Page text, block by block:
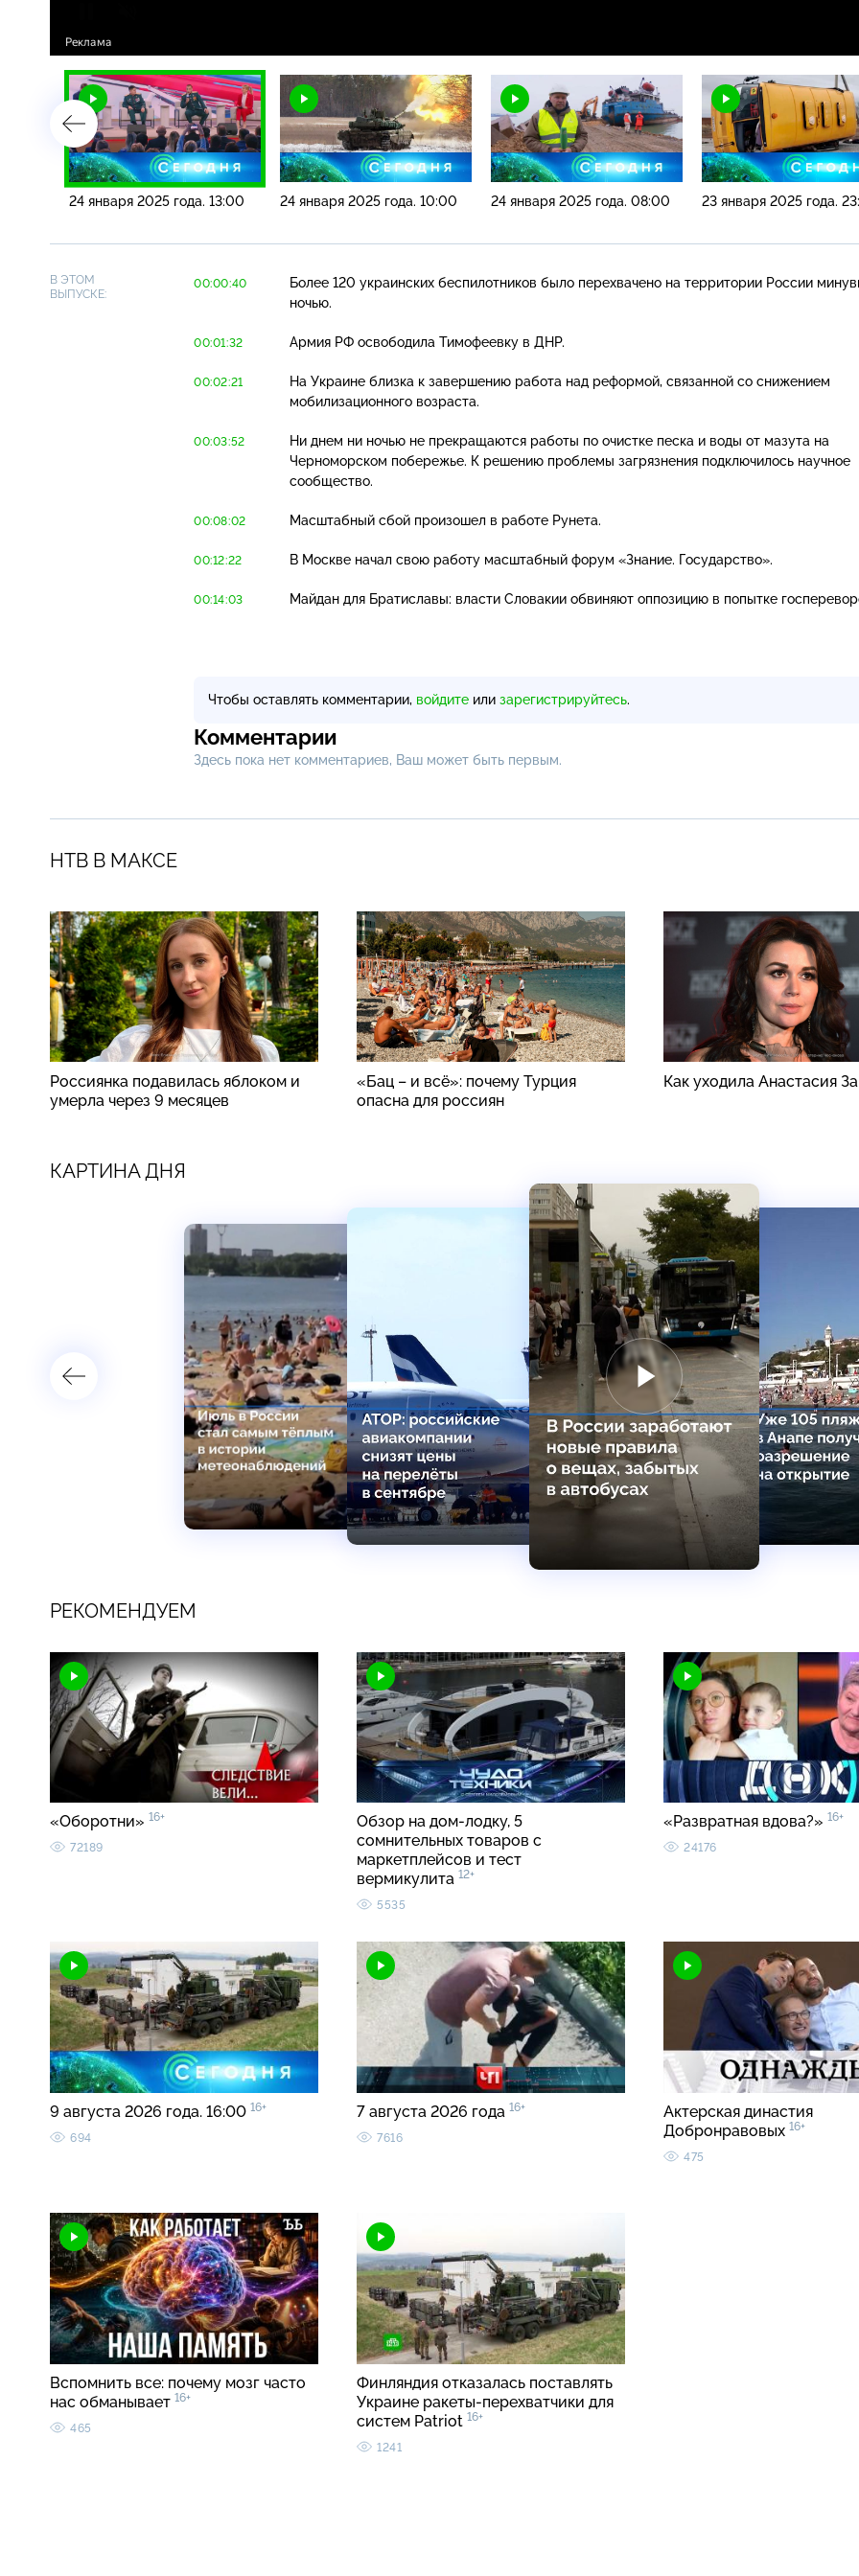
24 января 2025 года. 13:00 24 января 2025 года. 10:00 24 января 2025 года. 08:00 23 января 2025 года.
В ЭТОМ
ВЫПУСКЕ:
00:00:40
Более 120 украинских беспилотников было перехвачено на территории России
ночью.
00:01:32 Армия РФ освободила Тимофеевку в ДНР.
00:02:21
На Украине близка к завершению работа над реформой, связанной со снижением
мобилизационного возраста.
00:03:52
Ни днем ни ночью не прекращаются работы по очистке песка и воды от мазута на
Черноморском побережье. К решению проблемы загрязнения подключилось научное
сообщество.
00:08:02 Масштабный сбой произошел в работе Рунета.
00:12:22 В Москве начал свою работу масштабный форум «Знание. Государство».
00:14:03 Майдан для Братиславы: власти Словакии обвиняют оппозицию в попытке
Чтобы оставлять комментарии, войдите или зарегистрируйтесь.
Комментарии
Здесь пока нет комментариев, Ваш может быть первым.
НТВ В МАКСЕ
Россиянка подавилась яблоком и
умерла через 9 месяцев
«Бац – и всё»: почему Турция
опасна для россиян
Как уходила Анастасия
КАРТИНА ДНЯ
РЕКОМЕНДУЕМ
«Оборотни» 16+
72189
Обзор на дом-лодку, 5
сомнительных товаров с
маркетплейсов и тест
вермикулита 12+
5535
«Развратная вдова?» 16+
24176
9 августа 2026 года. 16:00 16+
694
7 августа 2026 года 16+
7616
Актерская династия
Добронравовых 16+
475
Вспомнить все: почему мозг часто
нас обманывает 16+
465
Финляндия отказалась поставлять
Украине ракеты-перехватчики для
систем Patriot 16+
1241